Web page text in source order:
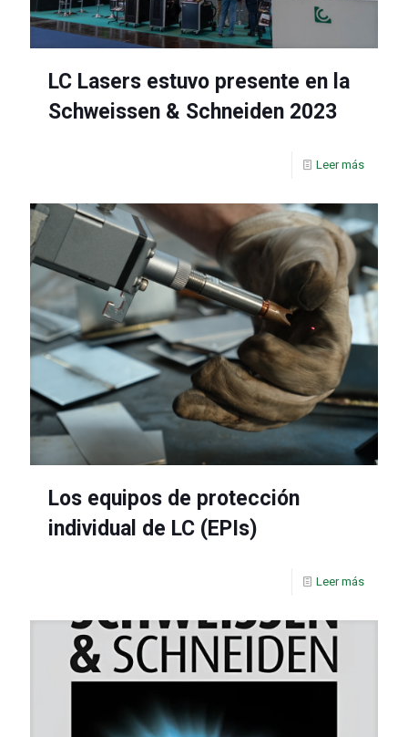
LC Lasers estuvo presente en la
Schweissen & Schneiden 2023
Leer más
Los equipos de protección
individual de LC (EPIs)
Leer más